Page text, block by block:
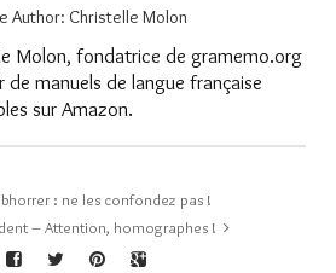
Author: Christelle Molon
Molon, fondatrice de gramemo.org
de manuels de langue française
sur Amazon.
: ne les confondez pas !
– Attention, homographes !